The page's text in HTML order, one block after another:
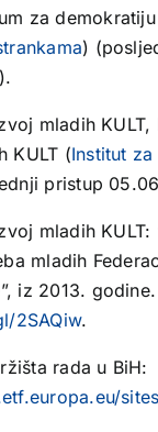
za
)
mladih KULT,
KULT (Institut
pristup
mladih KULT:
mladih
iz 2013.
2SAQiw.
rada u BiH: